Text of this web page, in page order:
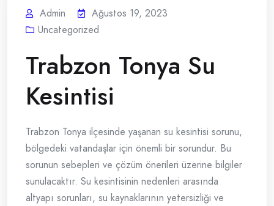
Admin
Ağustos 19, 2023
Uncategorized
Trabzon Tonya Su
Kesintisi
Trabzon Tonya ilçesinde yaşanan su kesintisi sorunu,
bölgedeki vatandaşlar için önemli bir sorundur. Bu
sorunun sebepleri ve çözüm önerileri üzerine bilgiler
sunulacaktır. Su kesintisinin nedenleri arasında
altyapı sorunları, su kaynaklarının yetersizliği ve